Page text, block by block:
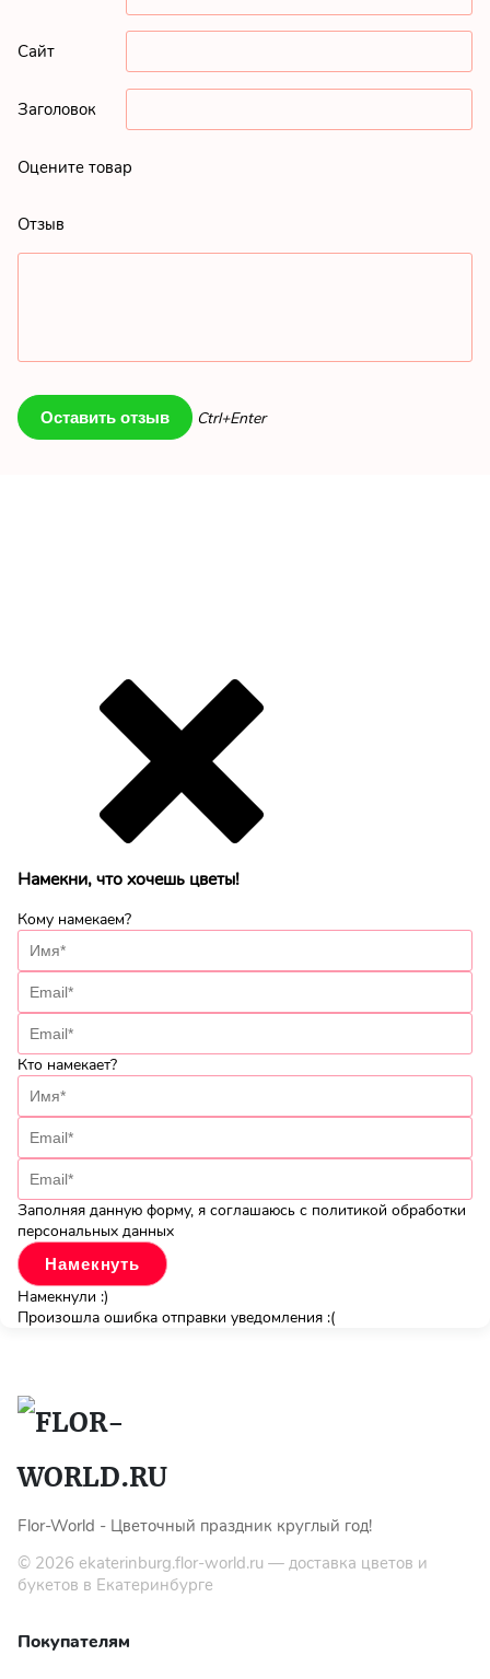
Сайт
Заголовок
Оцените товар
Отзыв
Ctrl+Enter
Намекни, что хочешь цветы!
Кому намекаем?
Кто намекает?
Заполняя данную форму, я соглашаюсь с политикой обработки
персональных данных
Намекнули :)
Произошла ошибка отправки уведомления :(
Flor-World - Цветочный праздник круглый год!
© 2026 ekaterinburg.flor-world.ru — доставка цветов и
букетов в Екатеринбурге
Покупателям